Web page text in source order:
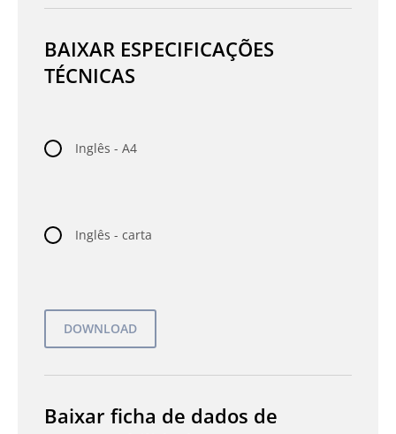
BAIXAR ESPECIFICAÇÕES
TÉCNICAS
Inglês - A4
Inglês - carta
Baixar ficha de dados de